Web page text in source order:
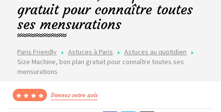
Paris Friendly Astuces à Paris
Astuces au quotidien
Size Machine, bon plan gratuit pour connaître toutes ses
mensurations
gratuit pour connaître toutes
ses mensurations
Donnez votre avis